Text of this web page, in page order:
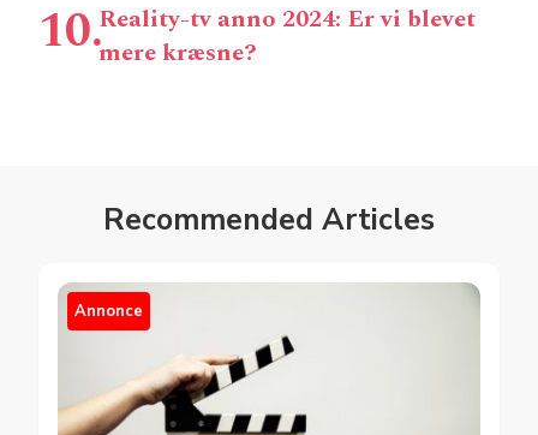
Reality-tv anno 2024: Er vi blevet
mere kræsne?
Recommended Articles
Annonce